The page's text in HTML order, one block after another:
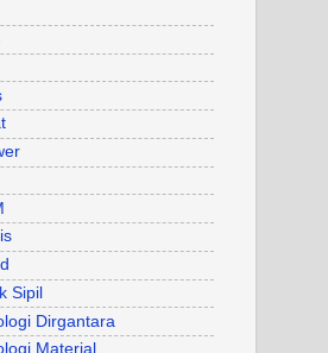
Sipil
Dirgantara
Material